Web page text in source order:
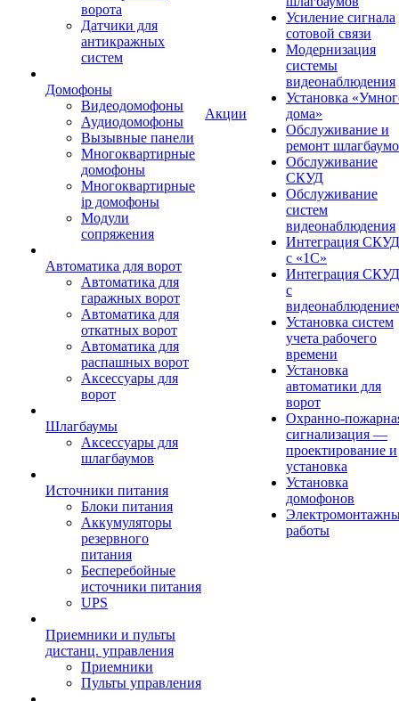
ворота
Датчики для
антикражных
систем
Домофоны
Видеодомофоны
Аудиодомофоны
Вызывные панели
Многоквартирные
домофоны
Многоквартирные
ip домофоны
Модули
сопряжения
Автоматика для ворот
Автоматика для
гаражных ворот
Автоматика для
откатных ворот
Автоматика для
распашных ворот
Аксессуары для
ворот
Шлагбаумы
Аксессуары для
шлагбаумов
Источники питания
Блоки питания
Аккумуляторы
резервного
питания
Бесперебойные
источники питания
UPS
Приемники и пульты
дистанц. управления
Приемники
Пульты управления
Акции
Усиление сигнала
сотовой связи
Модернизация
системы
видеонаблюдения
Установка
дома»
Обслуживание и
ремонт
Обслуживание
СКУД
Обслуживание
систем
видеонаблюдения
Интеграция СКУД
с «1С»
Интеграция СКУД
с
Установка систем
учета рабочего
времени
Установка
автоматики для
ворот
Охранно-
сигнализация —
проектирование и
установка
Установка
домофонов
работы